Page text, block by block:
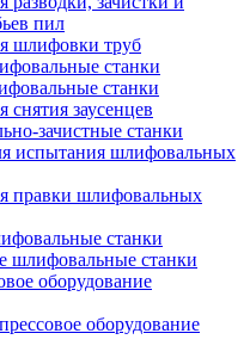
пил
шлифовки труб
станки
станки
снятия заусенцев
зачистные станки
испытания шлифовальных
правки шлифовальных
станки
шлифовальные станки
оборудование
оборудование